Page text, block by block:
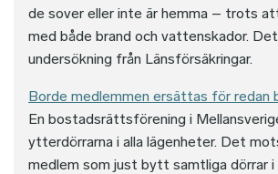
de sover eller inte är hemma – trots
med både brand och vattenskador.
undersökning från Länsförsäkringar.
Borde medlemmen ersättas för redan
En bostadsrättsförening i
ytterdörrarna i alla lägenheter. Det
medlem som just bytt samtliga dörrar i